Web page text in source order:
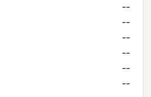
--
--
--
--
--
--